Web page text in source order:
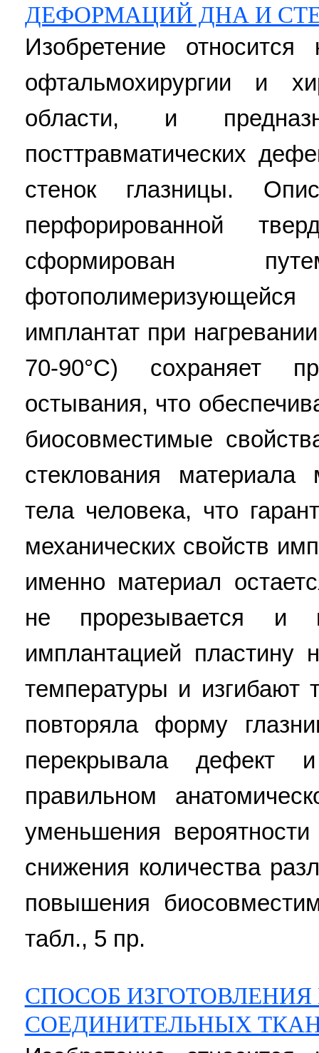
ДЕФОРМАЦИЙ ДНА И
Изобретение
офтальмохирургии и
области, и
посттравматических
стенок глазницы.
перфорированной
сформирован
имплантат при
70-90°С) сохраняет
остывания, что
биосовместимые
стеклования
тела человека, что
механических свойств
именно материал
не прорезывается и
имплантацией пластину
температуры и изгибают
повторяла форму
перекрывала дефект
правильном
уменьшения
снижения количества
повышения
табл., 5 пр.
СПОСОБ
СОЕДИНИТЕЛЬНЫХ